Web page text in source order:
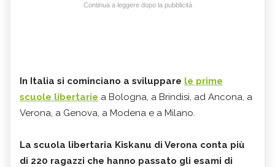
Continua a leggere dopo la pubblicità
In Italia si cominciano a sviluppare le prime
scuole libertarie a Bologna, a Brindisi, ad Ancona, a
Verona, a Genova, a Modena e a Milano.
La scuola libertaria Kiskanu di Verona conta più
di 220 ragazzi che hanno passato gli esami di